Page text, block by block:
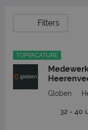
Filters
TOPVACATURE
Globen
32 - 40